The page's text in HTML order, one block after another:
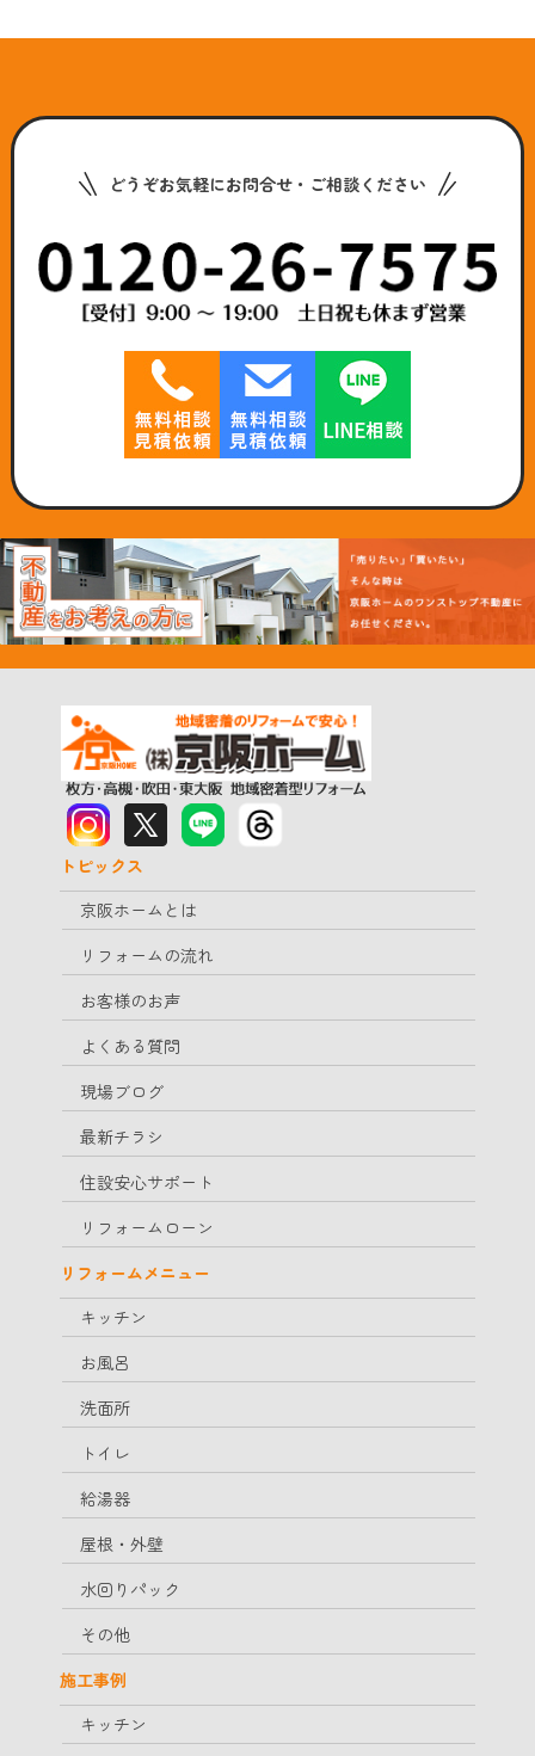
どうぞお気軽にお問合せ・ご相談ください
トピックス
京阪ホームとは
リフォームの流れ
お客様のお声
よくある質問
現場ブログ
最新チラシ
住設安心サポート
リフォームローン
リフォームメニュー
キッチン
お風呂
洗面所
トイレ
給湯器
屋根・外壁
水回りパック
その他
施工事例
キッチン